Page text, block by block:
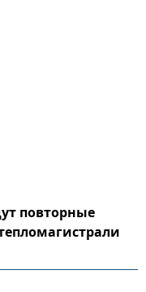
повторные